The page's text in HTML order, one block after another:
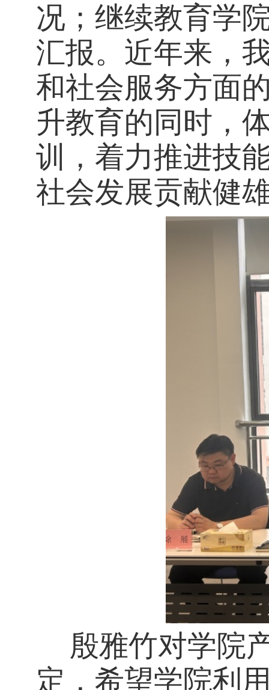
况；继续教育学
汇报。近年来，
和社会服务方面
升教育的同时，
训，着力推进技
社会发展贡献健
殷雅竹对学院
定，希望学院利